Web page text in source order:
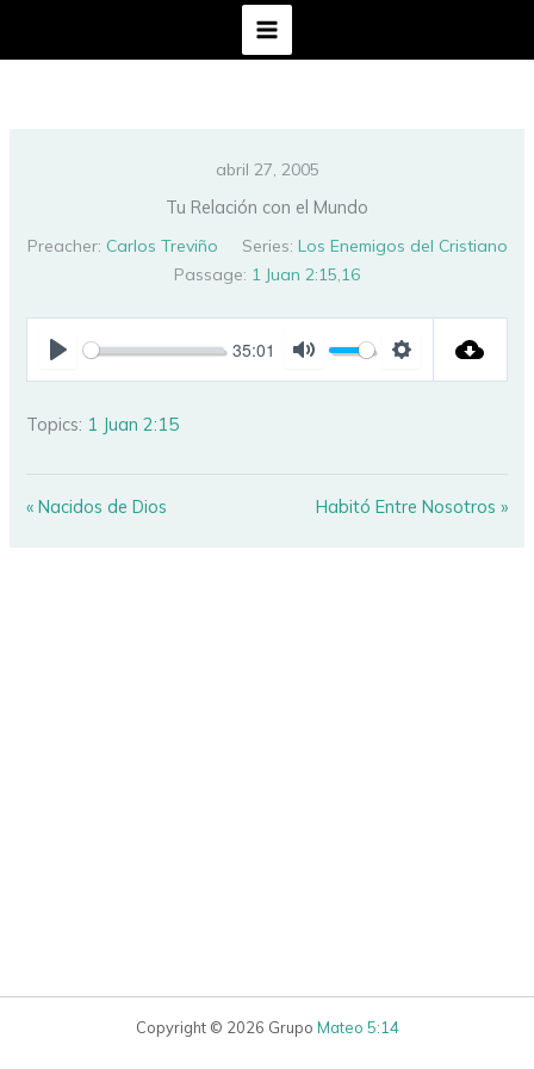
abril 27, 2005
Tu Relación con el Mundo
Preacher: Carlos Treviño Series: Los Enemigos del Cristiano
Passage: 1 Juan 2:15,16
PLAY
35:01
MUTE SETTINGS
Topics: 1 Juan 2:15
« Nacidos de Dios Habitó Entre Nosotros »
Copyright © 2026 Grupo Mateo 5:14